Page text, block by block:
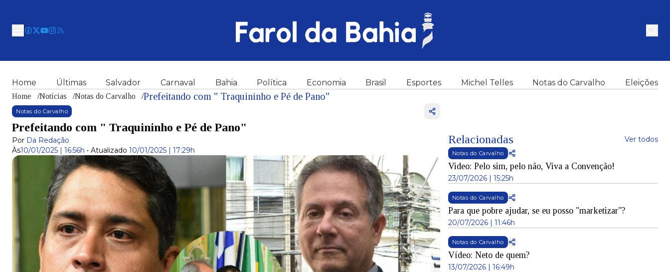
Home Últimas Salvador Carnaval Bahia Política Economia Brasil Esportes Michel Telles Notas do Carvalho Eleições
Home /Notícias /Notas do Carvalho /Prefeitando com " Traquininho e Pé de Pano"
Notas do Carvalho
Prefeitando com " Traquininho e Pé de Pano"
Por Da Redação
Às10/01/2025 | 16:56h • Atualizado 10/01/2025 | 17:29h
Relacionadas Ver todos
Notas do Carvalho
Video: Pelo sim, pelo não, Viva a Convenção!
23/07/2026 | 15:25h
Notas do Carvalho
Para que pobre ajudar, se eu posso "marketizar"?
20/07/2026 | 11:46h
Notas do Carvalho
Vídeo: Neto de quem?
13/07/2026 | 16:49h